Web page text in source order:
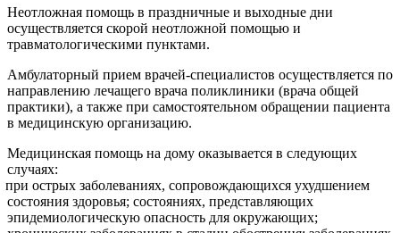
Неотложная помощь в праздничные и выходные дни
осуществляется скорой неотложной помощью и
травматологическими пунктами.
Амбулаторный прием врачей-специалистов осуществляется по
направлению лечащего врача поликлиники (врача общей
практики), а также при самостоятельном обращении пациента
в медицинскую организацию.
Медицинская помощь на дому оказывается в следующих
случаях:
при острых заболеваниях, сопровождающихся ухудшением
состояния здоровья; состояниях, представляющих
эпидемиологическую опасность для окружающих;